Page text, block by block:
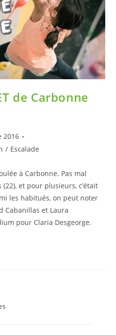
de Carbonne
2016
/ Escalade
à Carbonne. Pas mal
(22), et pour plusieurs, c’était
les habitués, on peut noter
Cabanillas et Laura
pour Claria Desgeorge.